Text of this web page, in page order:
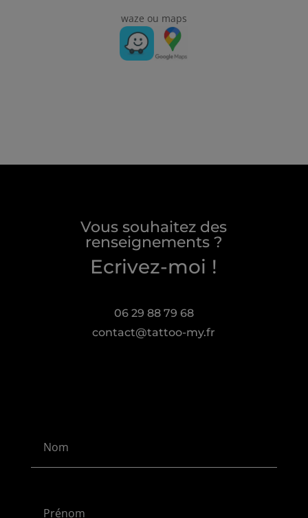
waze ou maps
Vous souhaitez des
renseignements ?
Ecrivez-moi !
06 29 88 79 68
contact@tattoo-my.fr